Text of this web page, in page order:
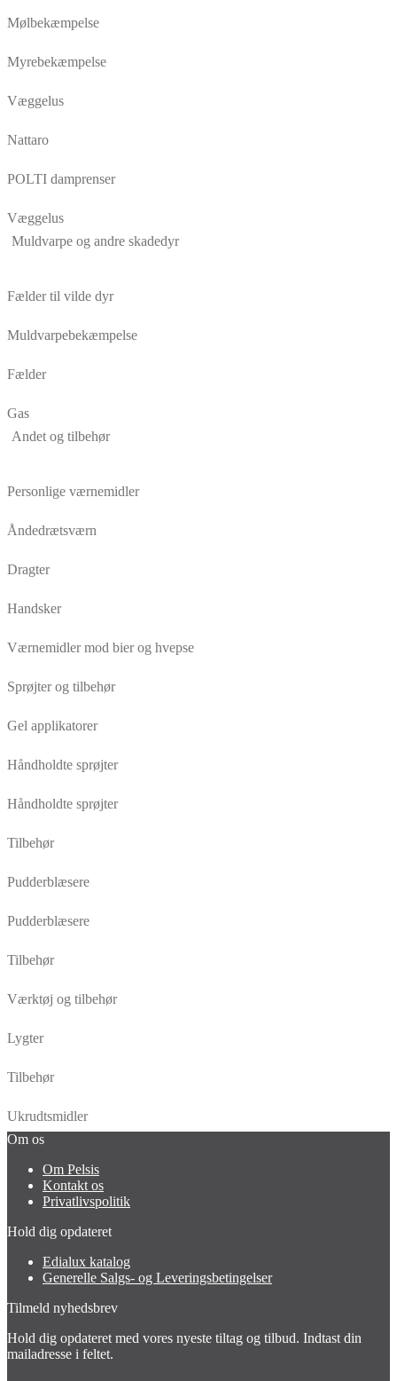
Mølbekæmpelse
Myrebekæmpelse
Væggelus
Nattaro
POLTI damprenser
Væggelus
Muldvarpe og andre skadedyr
Fælder til vilde dyr
Muldvarpebekæmpelse
Fælder
Gas
Andet og tilbehør
Personlige værnemidler
Åndedrætsværn
Dragter
Handsker
Værnemidler mod bier og hvepse
Sprøjter og tilbehør
Gel applikatorer
Håndholdte sprøjter
Håndholdte sprøjter
Tilbehør
Pudderblæsere
Pudderblæsere
Tilbehør
Værktøj og tilbehør
Lygter
Tilbehør
Ukrudtsmidler
Om os
Om Pelsis
Kontakt os
Privatlivspolitik
Hold dig opdateret
Edialux katalog
Generelle Salgs- og Leveringsbetingelser
Tilmeld nyhedsbrev
Hold dig opdateret med vores nyeste tiltag og tilbud. Indtast din
mailadresse i feltet.